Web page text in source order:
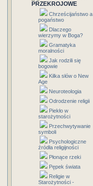
PRZEKROJOWE
Chrześcijaństwo a
pogaństwo
Dlaczego
wierzymy w Boga?
Gramatyka
moralności
Jak rodzili się
bogowie
Kilka słów o New
Age
Neuroteologia
Odrodzenie religii
Piekło w
starożytności
Przechwytywanie
symboli
Psychologiczne
źródła religijności
Płonące rzeki
Pępek świata
Religie w
Starożytności -